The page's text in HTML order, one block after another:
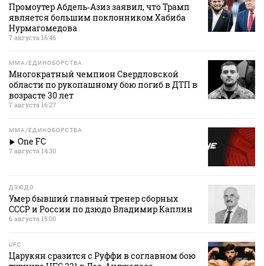
Промоутер Абдель‑Азиз заявил, что Трамп
является большим поклонником Хабиба
Нурмагомедова
7 августа 16:46
MMA/ЕДИНОБОРСТВА
Многократный чемпион Свердловской
области по рукопашному бою погиб в ДТП в
возрасте 30 лет
7 августа 16:27
MMA/ЕДИНОБОРСТВА
One FC
7 августа 14:30
ДЗЮДО
Умер бывший главный тренер сборных
СССР и России по дзюдо Владимир Каплин
6 августа 15:00
UFC
Царукян сразится с Руффи в соглавном бою